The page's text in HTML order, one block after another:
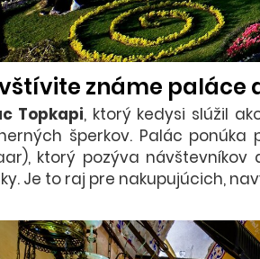
známe paláce
Topkapi, ktorý kedysi slúžil
šperkov. Palác
ktorý pozýva
Je to raj pre nakupujúcich,